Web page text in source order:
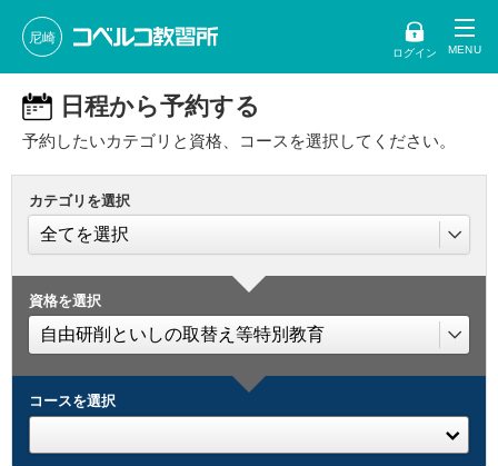
尼崎
ログイン
日程から予約する
予約したいカテゴリと資格、コースを選択してください。
カテゴリを選択
資格を選択
コースを選択